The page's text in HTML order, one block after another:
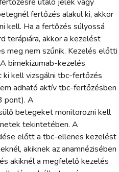
fertőzés alakul ki, akkor
kell. Ha a fertőzés súlyossá
terápiára, akkor a kezelést
meg nem szűnik. Kezelés előtti
bimekizumab-kezelés
kell vizsgálni tbc-fertőzés
adható aktív tbc-fertőzésben
pont). A
betegeket monitorozni kell
tekintetében. A
előtt a tbc-ellenes kezelést
akiknek az anamnézisében
akiknél a megfelelő kezelés